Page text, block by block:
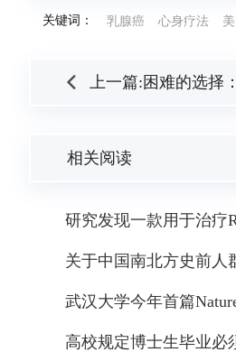
关键词： 乳腺癌 心身疗法
相关阅读
研究发现一款用于治疗
关于中国南北方史前人
武汉大学今年首篇
高校规定博士生毕业必